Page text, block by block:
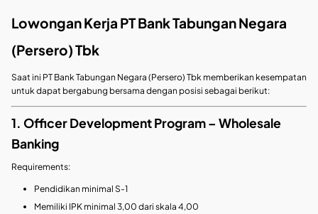
Lowongan Kerja PT Bank Tabungan Negara
(Persero) Tbk
Saat ini PT Bank Tabungan Negara (Persero) Tbk memberikan kesempatan
untuk dapat bergabung bersama dengan posisi sebagai berikut:
1. Officer Development Program – Wholesale
Banking
Requirements:
Pendidikan minimal S-1
Memiliki IPK minimal 3,00 dari skala 4,00